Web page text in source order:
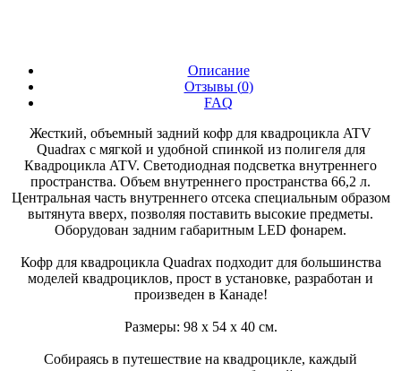
Описание
Отзывы (0)
FAQ
Жесткий, объемный задний кофр для квадроцикла ATV
Quadrax с мягкой и удобной спинкой из полигеля для
Квадроцикла ATV. Светодиодная подсветка внутреннего
пространства. Объем внутреннего пространства 66,2 л.
Центральная часть внутреннего отсека специальным образом
вытянута вверх, позволяя поставить высокие предметы.
Оборудован задним габаритным LED фонарем.
Кофр для квадроцикла Quadrax подходит для большинства
моделей квадроциклов, прост в установке, разработан и
произведен в Канаде!
Размеры: 98 х 54 х 40 см.
Собираясь в путешествие на квадроцикле, каждый